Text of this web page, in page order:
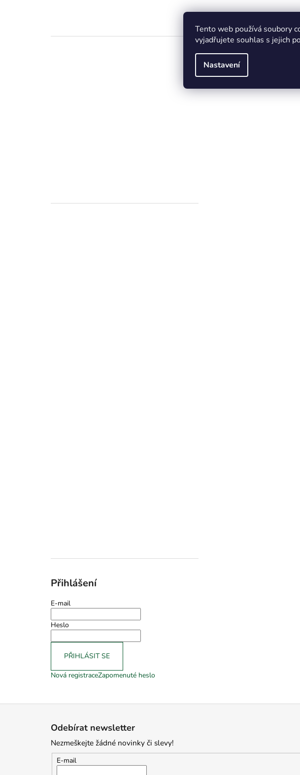
Tento web používá soubory
vyjadřujete souhlas s jejich
Nastavení
Přihlášení
E-mail
Heslo
PŘIHLÁSIT SE
Nová registraceZapomenuté heslo
Odebírat newsletter
Nezmeškejte žádné novinky či slevy!
E-mail